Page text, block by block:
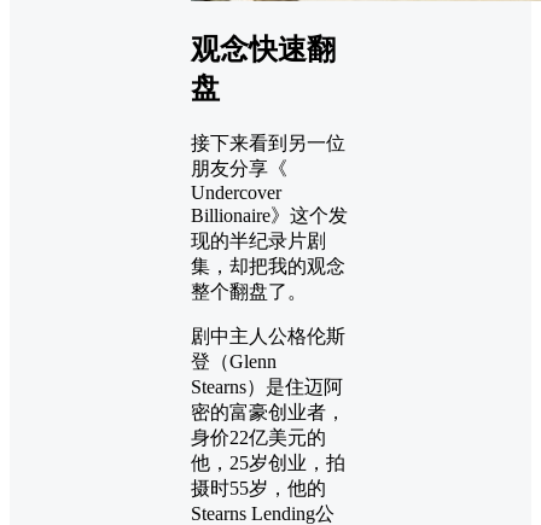
观念快速翻
盘
接下来看到另一位
朋友分享《
Undercover
Billionaire》这个发
现的半纪录片剧
集，却把我的观念
整个翻盘了。
剧中主人公格伦斯
登（Glenn
Stearns）是住迈阿
密的富豪创业者，
身价22亿美元的
他，25岁创业，拍
摄时55岁，他的
Stearns Lending公